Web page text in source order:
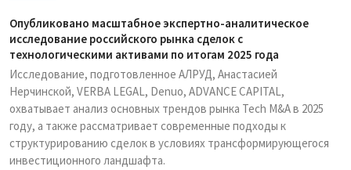
Опубликовано масштабное экспертно-аналитическое
исследование российского рынка сделок с
технологическими активами по итогам 2025 года
Исследование, подготовленное АЛРУД, Анастасией
Нерчинской, VERBA LEGAL, Denuo, ADVANCE CAPITAL,
охватывает анализ основных трендов рынка Tech M&A в 2025
году, а также рассматривает современные подходы к
структурированию сделок в условиях трансформирующегося
инвестиционного ландшафта.